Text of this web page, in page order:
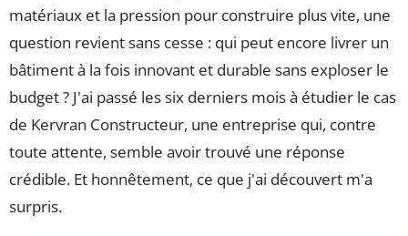
matériaux et la pression pour construire plus vite, une
question revient sans cesse : qui peut encore livrer un
bâtiment à la fois innovant et durable sans exploser le
budget ? J'ai passé les six derniers mois à étudier le cas
de Kervran Constructeur, une entreprise qui, contre
toute attente, semble avoir trouvé une réponse
crédible. Et honnêtement, ce que j'ai découvert m'a
surpris.